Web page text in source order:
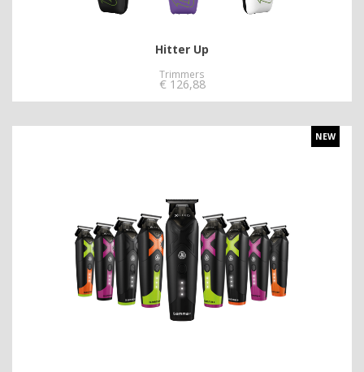
Hitter Up
Trimmers
€ 126,88
NEW